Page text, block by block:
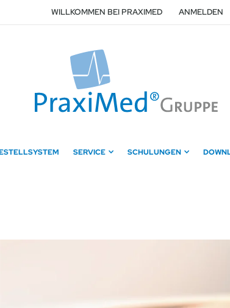
WILLKOMMEN BEI PRAXIMED ANMELDEN
SERVICE SCHULUNGEN